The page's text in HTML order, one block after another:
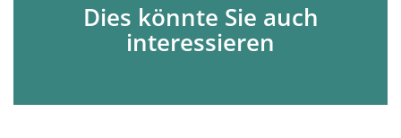
Dies könnte Sie auch
interessieren